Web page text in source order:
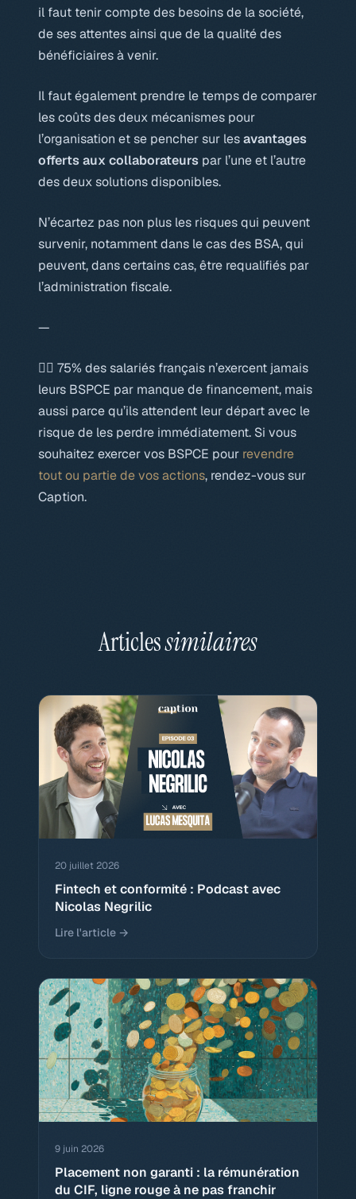
il faut tenir compte des besoins de la société,
de ses attentes ainsi que de la qualité des
bénéficiaires à venir.
Il faut également prendre le temps de comparer
les coûts des deux mécanismes pour
l’organisation et se pencher sur lesavantages
offerts aux collaborateurs par l’une et l’autre
des deux solutions disponibles.
N’écartez pas non plus les risques qui peuvent
survenir, notamment dans le cas des BSA, qui
peuvent, dans certains cas, être requalifiés par
l’administration fiscale.
—
👉🏻 75% des salariés français n’exercent jamais
leurs BSPCE par manque de financement, mais
aussi parce qu’ils attendent leur départ avec le
risque de les perdre immédiatement. Si vous
souhaitez exercer vos BSPCE pour revendre
tout ou partie de vos actions, rendez-vous sur
Caption.
Articlessimilaires
20 juillet 2026
Fintech et conformité : Podcast avec
Nicolas Negrilic
Lire l'article →
9 juin 2026
Placement non garanti : la rémunération
du CIF, ligne rouge à ne pas franchir